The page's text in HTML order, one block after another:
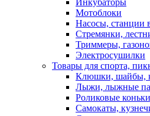
Инкубаторы
Мотоблоки
Насосы, станции
Стремянки,
Триммеры,
Электросушилки
Товары для спорта,
Клюшки, шайбы,
Лыжи, лыжные
Роликовые
Самокаты,